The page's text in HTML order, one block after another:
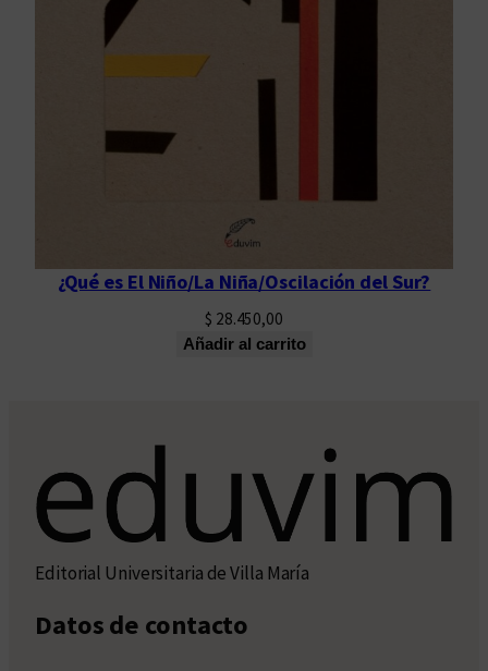
¿Qué es El Niño/La Niña/Oscilación del Sur?
$ 28.450,00
Añadir al carrito
Editorial Universitaria de Villa María
Datos de contacto